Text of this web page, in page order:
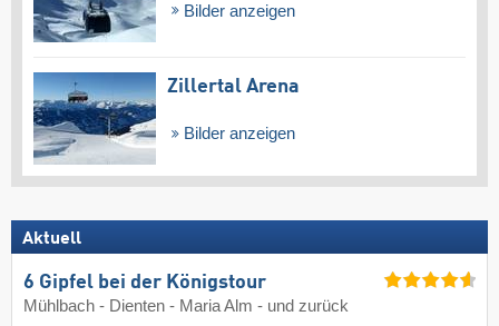
Bilder anzeigen
Zillertal Arena
Bilder anzeigen
Aktuell
6 Gipfel bei der Königstour
Mühlbach - Dienten - Maria Alm - und zurück